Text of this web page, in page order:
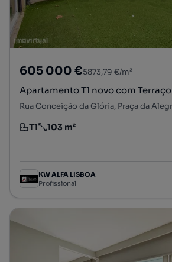
605 000 €5873,79 €/m²
Apartamento T1 novo com Terraço
Tipologia
T1
Preço por metro quadrado
103 m²
KW ALFA LISBOA
Profissional